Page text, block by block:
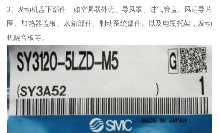
3、发动机盖下部件 如空调器外壳、导风罩、进气管盖、风扇导片
圈、加热器盖板、水箱部件、制动系统部件、以及电瓶托架，发动
机隔音板等。